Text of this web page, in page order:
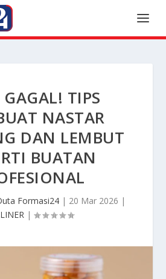
TIPS
NASTAR
DAN LEMBUT
BUATAN
Formasi24| 20 Mar 2026 |
|